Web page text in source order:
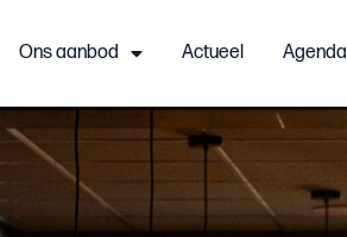
Ons aanbod Actueel Agenda